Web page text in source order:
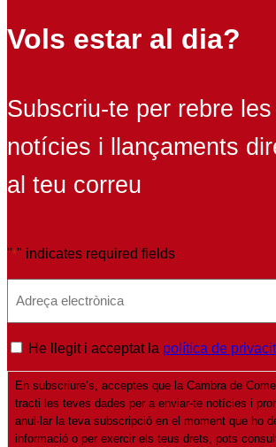
Vols estar al dia?
Subscriu-te per rebre
notícies i llançaments
al teu correu
"*" indicates required fields
P
o
He llegit i acceptat la política de
En subscriure’s, acceptes que la Cambra de
tracti les teves dades per a enviar-te notícies i
anul·lar la teva subscripció en el moment que ho
informació o per exercir els teus drets, pots